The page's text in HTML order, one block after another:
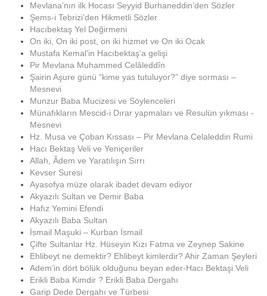
Mevlana’nın ilk Hocası Seyyid Burhaneddin’den Sözler
Şems-i Tebrizi’den Hikmetli Sözler
Hacıbektaş Yel Değirmeni
On iki, On iki post, on iki hizmet ve On iki Ocak
Mustafa Kemal’in Hacıbektaş’a gelişi
Pir Mevlana Muhammed Celâleddîn
Şairin Aşure günü “kime yas tutuluyor?” diye sorması –
Mesnevi
Munzur Baba Mucizesi ve Söylenceleri
Münafıkların Mescid-i Dırar yapmaları ve Resulün yıkması -
Mesnevi
Hz. Musa ve Çoban Kıssası – Pir Mevlana Celaleddin Rumi
Hacı Bektaş Veli ve Yeniçeriler
Allah, Âdem ve Yaratılışın Sırrı
Kevser Suresi
Ayasofya müze olarak ibadet devam ediyor
Akyazılı Sultan ve Demir Baba
Hafız Yemini Efendi
Akyazılı Baba Sultan
İsmail Maşuki – Kurban İsmail
Çifte Sultanlar Hz. Hüseyin Kızı Fatma ve Zeynep Sakine
Ehlibeyt ne demektir? Ehlibeyt kimlerdir? Ahir Zaman Şeyleri
Adem’in dört bölük olduğunu beyan eder-Hacı Bektaşi Veli
Erikli Baba Kimdir ? Erikli Baba Dergahı
Garip Dede Dergahı ve Türbesi